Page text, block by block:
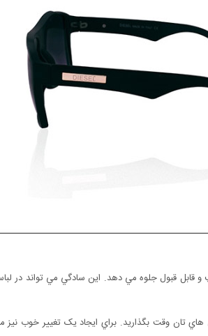
قبول جلوه مي دهد. اين سادگي مي تواند در
تان وقت بگذاريد. براي ايجاد يک تغيير خوب